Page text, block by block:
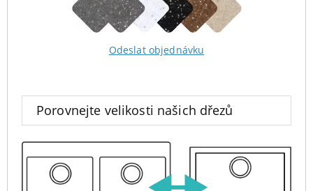
Odeslat objednávku
Porovnejte velikosti našich dřezů